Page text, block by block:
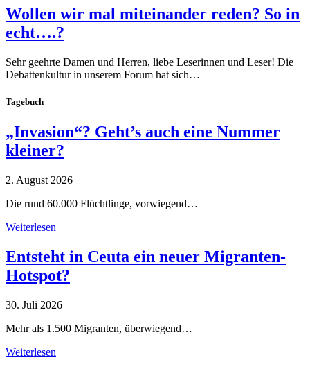
Wollen wir mal miteinander reden? So in
echt….?
Sehr geehrte Damen und Herren, liebe Leserinnen und Leser! Die
Debattenkultur in unserem Forum hat sich…
Tagebuch
„Invasion“? Geht’s auch eine Nummer
kleiner?
2. August 2026
Die rund 60.000 Flüchtlinge, vorwiegend…
Weiterlesen
Entsteht in Ceuta ein neuer Migranten-
Hotspot?
30. Juli 2026
Mehr als 1.500 Migranten, überwiegend…
Weiterlesen